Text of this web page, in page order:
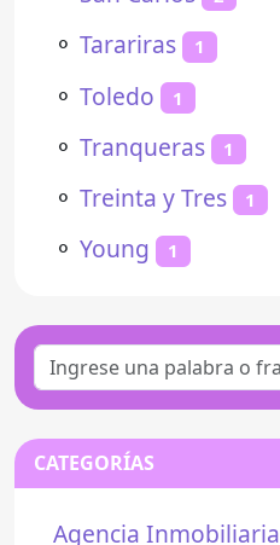
⚬ Tarariras 1
⚬ Toledo 1
⚬ Tranqueras 1
⚬ Treinta y Tres 1
⚬ Young 1
CATEGORÍAS
Agencia Inmobiliaria